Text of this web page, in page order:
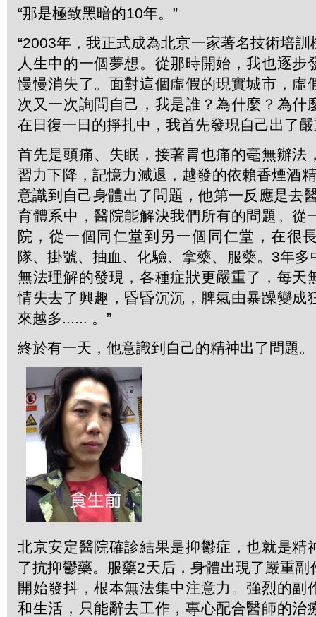
“那是極致黑暗的10年。”
“2003年，我正式成為北京一家著名技術培
人生中的一個夢想。從那時開始，我也逐步
慢慢消失了。面對這個虛假的現實城市，虛
次又一次詢問自己，我是誰？為什麼？為什
在日復一日的掙扎中，我首先發現自己出了
首先是頭痛、失眠，接著胃也痛的毫無辦法
習力下降，記憶力減退，越發的依賴香煙
意識到自己身體出了問題，他第一反應是去
育體系中，醫院能解決我們所有的問題。從
院，從一個同仁堂到另一個同仁堂，在很
隊、掛號、抽血、化驗、拿藥、服藥。3年
無法理解的發現，各種症狀更嚴重了，每天
情失去了興趣，昏昏沉沉，脾氣由暴躁變成
來越多...... 。”
終於有一天，他意識到自己的精神出了問題。
北京安定醫院確診結果是抑鬱症，也就是精
了抗抑鬱藥。服藥2天后，身體出現了嚴重副
開始發抖，根本無法集中注意力。強烈的副
和生活，只能辭去工作，專心配合醫師的治